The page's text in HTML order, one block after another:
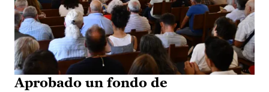
Aprobado un fondo de